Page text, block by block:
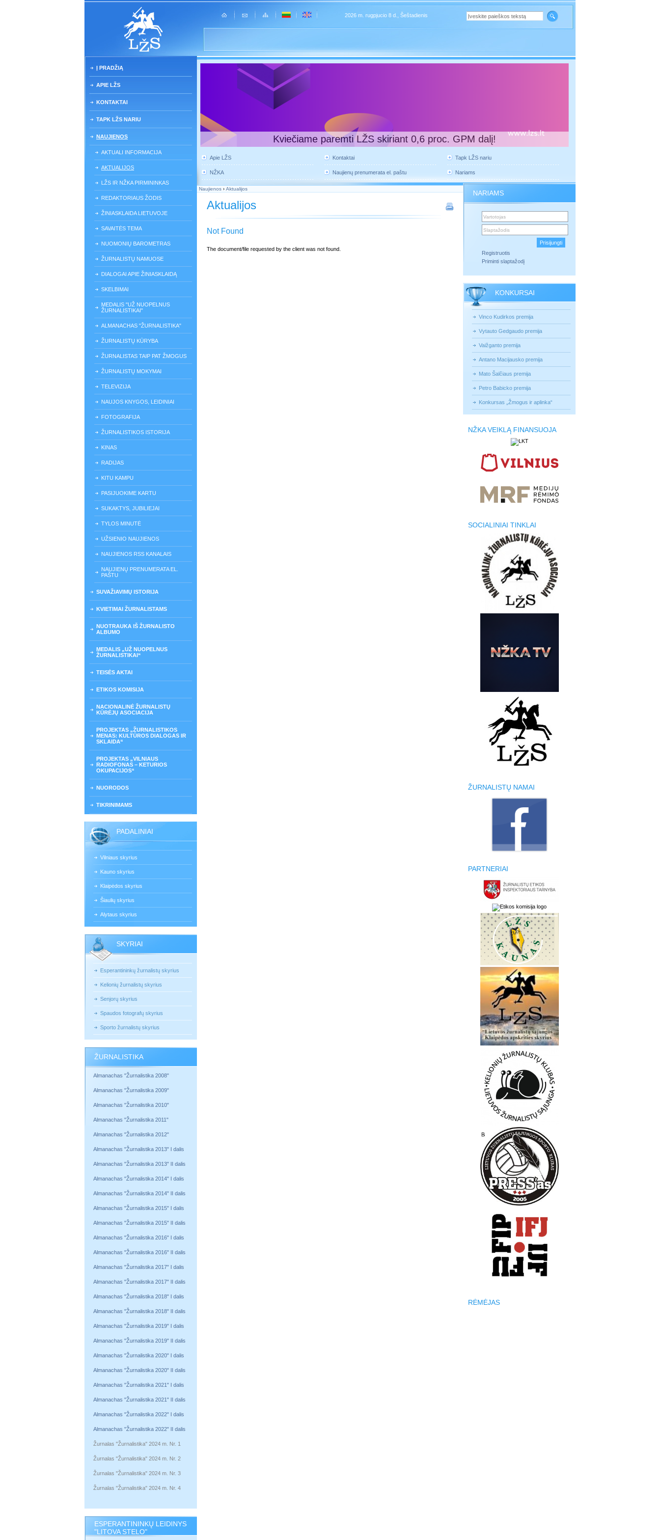
2026 m. rugpjucio 8 d., Šeštadienis
Į PRADŽIĄ
APIE LŽS
KONTAKTAI
TAPK LŽS NARIU
NAUJIENOS
AKTUALI INFORMACIJA
AKTUALIJOS
LŽS IR NŽKA PIRMININKAS
REDAKTORIAUS ŽODIS
ŽINIASKLAIDA LIETUVOJE
SAVAITĖS TEMA
NUOMONIŲ BAROMETRAS
ŽURNALISTŲ NAMUOSE
DIALOGAI APIE ŽINIASKLAIDĄ
SKELBIMAI
MEDALIS "UŽ NUOPELNUS
ŽURNALISTIKAI"
ALMANACHAS "ŽURNALISTIKA"
ŽURNALISTŲ KŪRYBA
ŽURNALISTAS TAIP PAT ŽMOGUS
ŽURNALISTŲ MOKYMAI
TELEVIZIJA
NAUJOS KNYGOS, LEIDINIAI
FOTOGRAFIJA
ŽURNALISTIKOS ISTORIJA
KINAS
RADIJAS
KITU KAMPU
PASIJUOKIME KARTU
SUKAKTYS, JUBILIEJAI
TYLOS MINUTĖ
UŽSIENIO NAUJIENOS
NAUJIENOS RSS KANALAIS
NAUJIENŲ PRENUMERATA EL.
PAŠTU
SUVAŽIAVIMŲ ISTORIJA
KVIETIMAI ŽURNALISTAMS
NUOTRAUKA IŠ ŽURNALISTO
ALBUMO
MEDALIS „UŽ NUOPELNUS
ŽURNALISTIKAI“
TEISĖS AKTAI
ETIKOS KOMISIJA
NACIONALINĖ ŽURNALISTŲ
KŪRĖJŲ ASOCIACIJA
PROJEKTAS „ŽURNALISTIKOS
MENAS: KULTŪROS DIALOGAS IR
SKLAIDA“
PROJEKTAS „VILNIAUS
RADIOFONAS – KETURIOS
OKUPACIJOS“
NUORODOS
TIKRINIMAMS
PADALINIAI
Vilniaus skyrius
Kauno skyrius
Klaipėdos skyrius
Šiaulių skyrius
Alytaus skyrius
SKYRIAI
Esperantininkų žurnalistų skyrius
Kelionių žurnalistų skyrius
Senjorų skyrius
Spaudos fotografų skyrius
Sporto žurnalistų skyrius
ŽURNALISTIKA
Almanachas "Žurnalistika 2008"
Almanachas "Žurnalistika 2009"
Almanachas "Žurnalistika 2010"
Almanachas "Žurnalistika 2011"
Almanachas "Žurnalistika 2012"
Almanachas "Žurnalistika 2013" I dalis
Almanachas "Žurnalistika 2013" II dalis
Almanachas "Žurnalistika 2014" I dalis
Almanachas "Žurnalistika 2014" II dalis
Almanachas "Žurnalistika 2015" I dalis
Almanachas "Žurnalistika 2015" II dalis
Almanachas "Žurnalistika 2016" I dalis
Almanachas "Žurnalistika 2016" II dalis
Almanachas "Žurnalistika 2017" I dalis
Almanachas "Žurnalistika 2017" II dalis
Almanachas "Žurnalistika 2018" I dalis
Almanachas "Žurnalistika 2018" II dalis
Almanachas "Žurnalistika 2019" I dalis
Almanachas "Žurnalistika 2019" II dalis
Almanachas "Žurnalistika 2020" I dalis
Almanachas "Žurnalistika 2020" II dalis
Almanachas "Žurnalistika 2021" I dalis
Almanachas "Žurnalistika 2021" II dalis
Almanachas "Žurnalistika 2022" I dalis
Almanachas "Žurnalistika 2022" II dalis
Žurnalas "Žurnalistika" 2024 m. Nr. 1
Žurnalas "Žurnalistika" 2024 m. Nr. 2
Žurnalas "Žurnalistika" 2024 m. Nr. 3
Žurnalas "Žurnalistika" 2024 m. Nr. 4
ESPERANTININKŲ LEIDINYS
"LITOVA STELO"
Kviečiame paremti LŽS skiriant 0,6 proc. GPM dalį!
Apie LŽS Kontaktai Tapk LŽS nariu
NŽKA Naujienų prenumerata el. paštu Nariams
Naujienos › Aktualijos
Aktualijos
Not Found
The document/file requested by the client was not found.
NARIAMS
Registruotis
Priminti slaptažodį
KONKURSAI
Vinco Kudirkos premija
Vytauto Gedgaudo premija
Vaižganto premija
Antano Macijausko premija
Mato Šalčiaus premija
Petro Babicko premija
Konkursas „Žmogus ir aplinka“
NŽKA VEIKLĄ FINANSUOJA
SOCIALINIAI TINKLAI
ŽURNALISTŲ NAMAI
PARTNERIAI
RĖMĖJAS